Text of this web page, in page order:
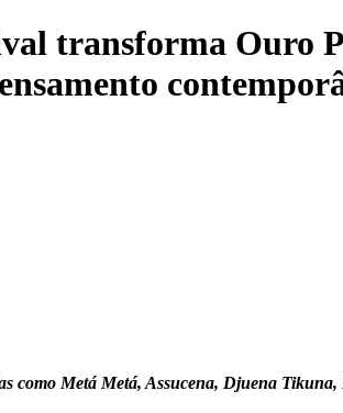
transforma Ouro
como Metá Metá, Assucena, Djuena